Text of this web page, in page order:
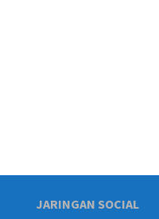
JARINGAN SOCIAL